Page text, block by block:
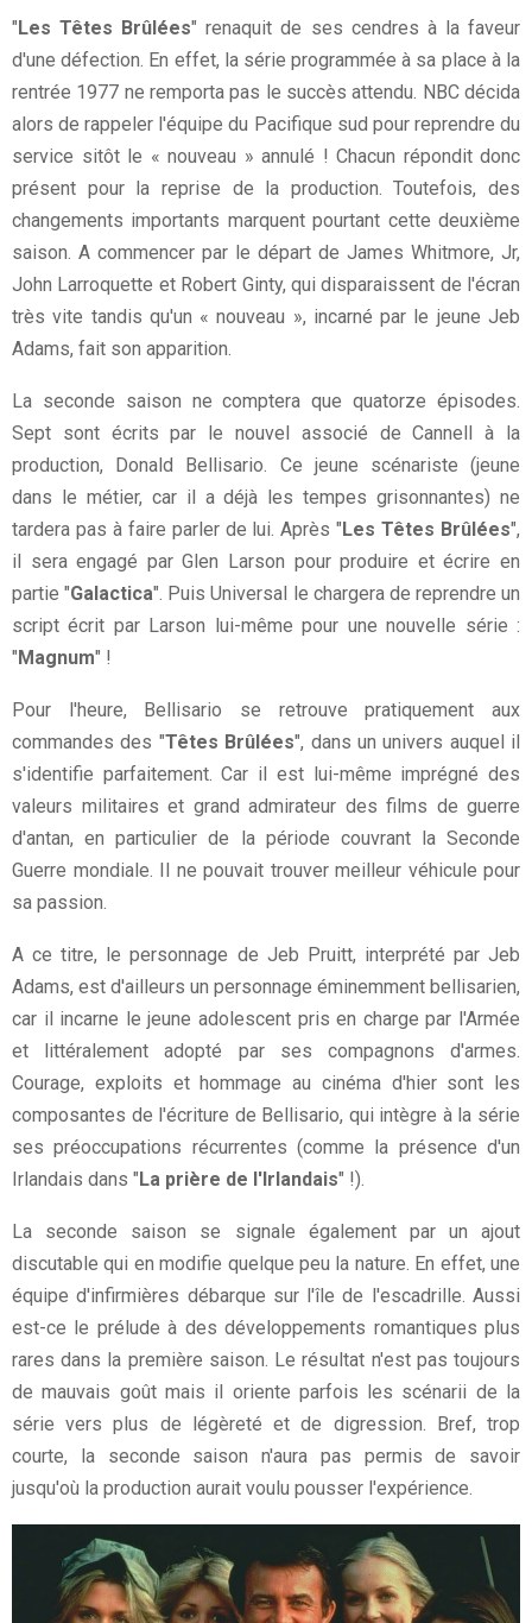
"Les Têtes Brûlées" renaquit de ses cendres à la faveur
d'une défection. En effet, la série programmée à sa place à la
rentrée 1977 ne remporta pas le succès attendu. NBC décida
alors de rappeler l'équipe du Pacifique sud pour reprendre du
service sitôt le « nouveau » annulé ! Chacun répondit donc
présent pour la reprise de la production. Toutefois, des
changements importants marquent pourtant cette deuxième
saison. A commencer par le départ de James Whitmore, Jr,
John Larroquette et Robert Ginty, qui disparaissent de l'écran
très vite tandis qu'un « nouveau », incarné par le jeune Jeb
Adams, fait son apparition.
La seconde saison ne comptera que quatorze épisodes.
Sept sont écrits par le nouvel associé de Cannell à la
production, Donald Bellisario. Ce jeune scénariste (jeune
dans le métier, car il a déjà les tempes grisonnantes) ne
tardera pas à faire parler de lui. Après "Les Têtes Brûlées",
il sera engagé par Glen Larson pour produire et écrire en
partie "Galactica". Puis Universal le chargera de reprendre un
script écrit par Larson lui-même pour une nouvelle série :
"Magnum" !
Pour l'heure, Bellisario se retrouve pratiquement aux
commandes des "Têtes Brûlées", dans un univers auquel il
s'identifie parfaitement. Car il est lui-même imprégné des
valeurs militaires et grand admirateur des films de guerre
d'antan, en particulier de la période couvrant la Seconde
Guerre mondiale. Il ne pouvait trouver meilleur véhicule pour
sa passion.
A ce titre, le personnage de Jeb Pruitt, interprété par Jeb
Adams, est d'ailleurs un personnage éminemment bellisarien,
car il incarne le jeune adolescent pris en charge par l'Armée
et littéralement adopté par ses compagnons d'armes.
Courage, exploits et hommage au cinéma d'hier sont les
composantes de l'écriture de Bellisario, qui intègre à la série
ses préoccupations récurrentes (comme la présence d'un
Irlandais dans "La prière de l'Irlandais" !).
La seconde saison se signale également par un ajout
discutable qui en modifie quelque peu la nature. En effet, une
équipe d'infirmières débarque sur l'île de l'escadrille. Aussi
est-ce le prélude à des développements romantiques plus
rares dans la première saison. Le résultat n'est pas toujours
de mauvais goût mais il oriente parfois les scénarii de la
série vers plus de légèreté et de digression. Bref, trop
courte, la seconde saison n'aura pas permis de savoir
jusqu'où la production aurait voulu pousser l'expérience.